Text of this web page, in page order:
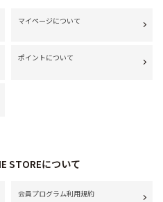
マイページについて
ポイントについて
STOREについて
会員プログラム利用規約